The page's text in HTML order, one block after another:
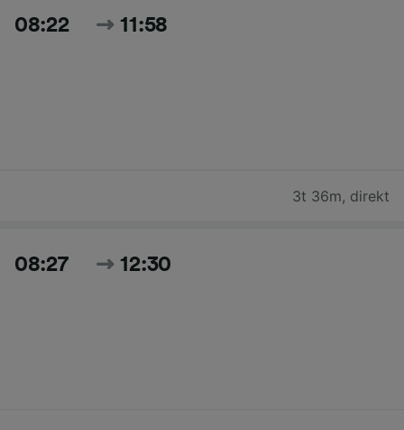
08:22 11:58
3t 36m, direkt
08:27 12:30